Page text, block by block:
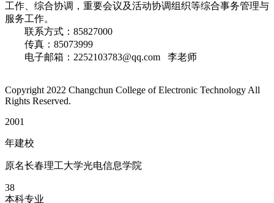
工作、综合协调，重要会议及活动协调组织等综合事务管理与
服务工作。
联系方式：85827000
传真：85073999
电子邮箱：2252103783@qq.com 李老师
Copyright 2022 Changchun College of Electronic Technology All
Rights Reserved.
2001
年建校
原名长春理工大学光电信息学院
38
本科专业